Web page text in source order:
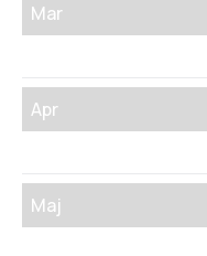
Mar
Apr
Maj